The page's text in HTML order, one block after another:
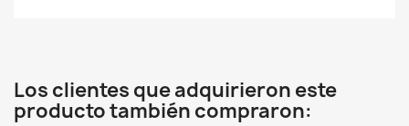
Los clientes que adquirieron este
producto también compraron: